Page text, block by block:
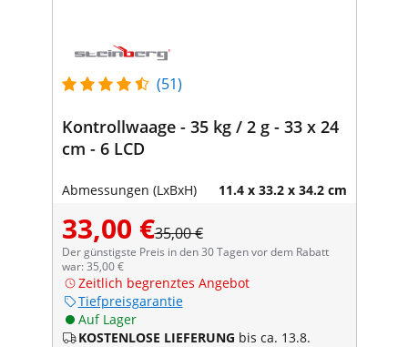
(51)
Kontrollwaage - 35 kg / 2 g - 33 x 24
cm - 6 LCD
Abmessungen (LxBxH) 11.4 x 33.2 x 34.2 cm
33,00 €35,00 €
Der günstigste Preis in den 30 Tagen vor dem Rabatt
war: 35,00 €
Zeitlich begrenztes Angebot
Tiefpreisgarantie
Auf Lager
KOSTENLOSE LIEFERUNG bis ca. 13.8.